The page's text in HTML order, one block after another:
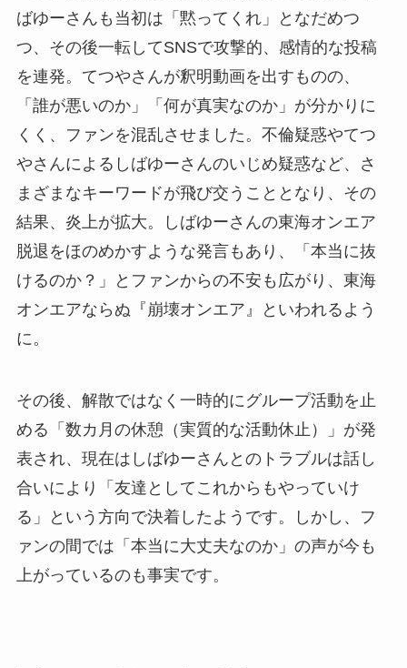
ばゆーさんも当初は「黙ってくれ」となだめつ
つ、その後一転してSNSで攻撃的、感情的な投稿
を連発。てつやさんが釈明動画を出すものの、
「誰が悪いのか」「何が真実なのか」が分かりに
くく、ファンを混乱させました。不倫疑惑やてつ
やさんによるしばゆーさんのいじめ疑惑など、さ
まざまなキーワードが飛び交うこととなり、その
結果、炎上が拡大。しばゆーさんの東海オンエア
脱退をほのめかすような発言もあり、「本当に抜
けるのか？」とファンからの不安も広がり、東海
オンエアならぬ『崩壊オンエア』といわれるよう
に。
その後、解散ではなく一時的にグループ活動を止
める「数カ月の休憩（実質的な活動休止）」が発
表され、現在はしばゆーさんとのトラブルは話し
合いにより「友達としてこれからもやっていけ
る」という方向で決着したようです。しかし、フ
ァンの間では「本当に大丈夫なのか」の声が今も
上がっているのも事実です。